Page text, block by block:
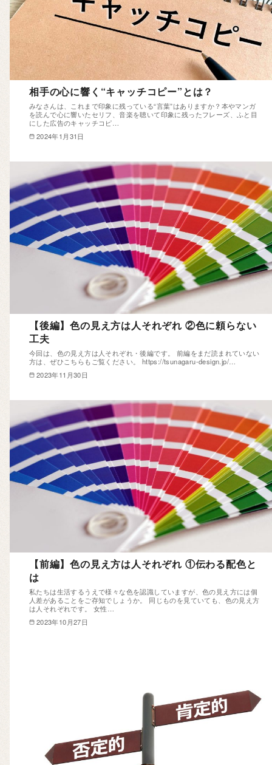
相手の心に響く“キャッチコピー”とは？
みなさんは、これまで印象に残っている“言葉”はありますか？本やマンガ
を読んで心に響いたセリフ、音楽を聴いて印象に残ったフレーズ、ふと目
にした広告のキャッチコピ…
2024年1月31日
【後編】色の見え方は人それぞれ ②色に頼らない
工夫
今回は、色の見え方は人それぞれ・後編です。 前編をまだ読まれていない
方は、ぜひこちらもご覧ください。 https://tsunagaru-design.jp/…
2023年11月30日
【前編】色の見え方は人それぞれ ①伝わる配色と
は
私たちは生活するうえで様々な色を認識していますが、色の見え方には個
人差があることをご存知でしょうか。 同じものを見ていても、色の見え方
は人それぞれです。 女性…
2023年10月27日